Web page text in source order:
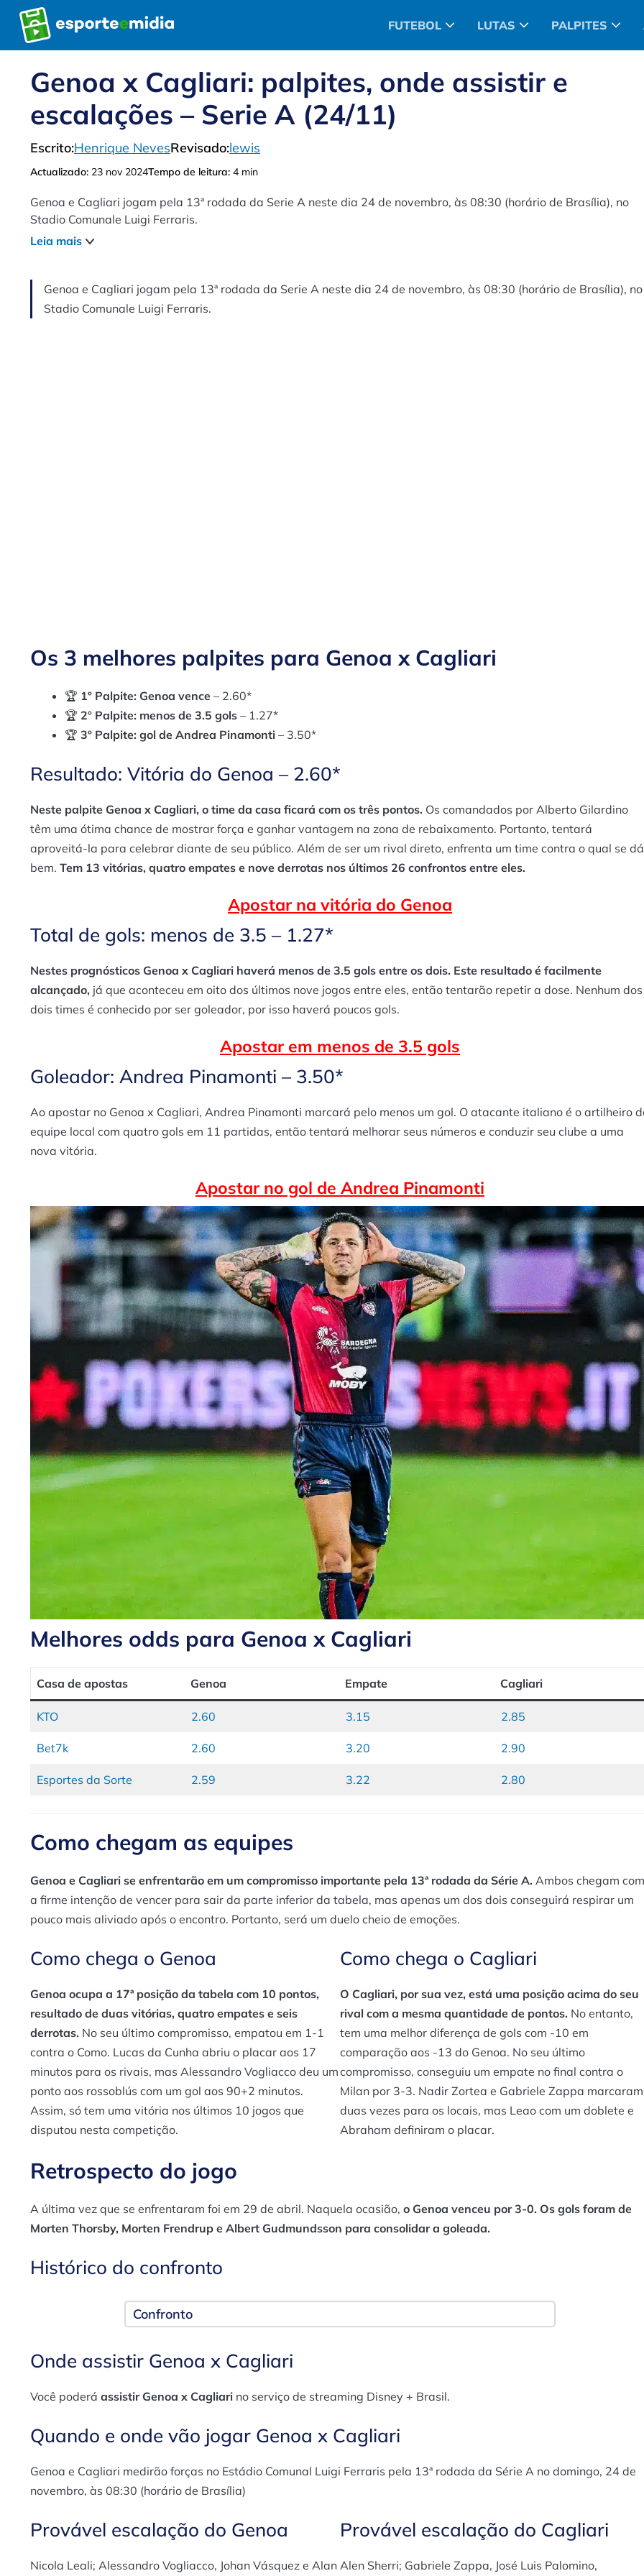
Pular
para
o
FUTEBOL LUTAS PALPITES
Genoa x Cagliari: palpites, onde assistir e
escalações – Serie A (24/11)
Escrito:Henrique NevesRevisado:lewis
Actualizado: 23 nov 2024Tempo de leitura: 4 min
Genoa e Cagliari jogam pela 13ª rodada da Serie A neste dia 24 de novembro, às 08:30 (horário de Brasília), no
Stadio Comunale Luigi Ferraris.
Leia mais
Genoa e Cagliari jogam pela 13ª rodada da Serie A neste dia 24 de novembro, às 08:30 (horário de Brasília), no
Stadio Comunale Luigi Ferraris.
Os 3 melhores palpites para Genoa x Cagliari
🏆 1º Palpite: Genoa vence – 2.60*
🏆 2º Palpite: menos de 3.5 gols – 1.27*
🏆 3º Palpite: gol de Andrea Pinamonti – 3.50*
Resultado: Vitória do Genoa – 2.60*
Neste palpite Genoa x Cagliari, o time da casa ficará com os três pontos. Os comandados por Alberto Gilardino
têm uma ótima chance de mostrar força e ganhar vantagem na zona de rebaixamento. Portanto, tentará
aproveitá-la para celebrar diante de seu público. Além de ser um rival direto, enfrenta um time contra o qual se dá
bem. Tem 13 vitórias, quatro empates e nove derrotas nos últimos 26 confrontos entre eles.
Apostar na vitória do Genoa
Total de gols: menos de 3.5 – 1.27*
Nestes prognósticos Genoa x Cagliari haverá menos de 3.5 gols entre os dois. Este resultado é facilmente
alcançado, já que aconteceu em oito dos últimos nove jogos entre eles, então tentarão repetir a dose. Nenhum dos
dois times é conhecido por ser goleador, por isso haverá poucos gols.
Apostar em menos de 3.5 gols
Goleador: Andrea Pinamonti – 3.50*
Ao apostar no Genoa x Cagliari, Andrea Pinamonti marcará pelo menos um gol. O atacante italiano é o artilheiro
equipe local com quatro gols em 11 partidas, então tentará melhorar seus números e conduzir seu clube a uma
nova vitória.
Apostar no gol de Andrea Pinamonti
Melhores odds para Genoa x Cagliari
Casa de apostas Genoa Empate Cagliari
KTO 2.60 3.15 2.85
Bet7k 2.60 3.20 2.90
Esportes da Sorte 2.59 3.22 2.80
Como chegam as equipes
Genoa e Cagliari se enfrentarão em um compromisso importante pela 13ª rodada da Série A. Ambos chegam com
a firme intenção de vencer para sair da parte inferior da tabela, mas apenas um dos dois conseguirá respirar um
pouco mais aliviado após o encontro. Portanto, será um duelo cheio de emoções.
Como chega o Genoa
Genoa ocupa a 17ª posição da tabela com 10 pontos,
resultado de duas vitórias, quatro empates e seis
derrotas. No seu último compromisso, empatou em 1-1
contra o Como. Lucas da Cunha abriu o placar aos 17
minutos para os rivais, mas Alessandro Vogliacco deu um
ponto aos rossoblús com um gol aos 90+2 minutos.
Assim, só tem uma vitória nos últimos 10 jogos que
disputou nesta competição.
Como chega o Cagliari
O Cagliari, por sua vez, está uma posição acima do seu
rival com a mesma quantidade de pontos. No entanto,
tem uma melhor diferença de gols com -10 em
comparação aos -13 do Genoa. No seu último
compromisso, conseguiu um empate no final contra o
Milan por 3-3. Nadir Zortea e Gabriele Zappa marcaram
duas vezes para os locais, mas Leao com um doblete e
Abraham definiram o placar.
Retrospecto do jogo
A última vez que se enfrentaram foi em 29 de abril. Naquela ocasião, o Genoa venceu por 3-0. Os gols foram de
Morten Thorsby, Morten Frendrup e Albert Gudmundsson para consolidar a goleada.
Histórico do confronto
Confronto
Onde assistir Genoa x Cagliari
Você poderá assistir Genoa x Cagliari no serviço de streaming Disney + Brasil.
Quando e onde vão jogar Genoa x Cagliari
Genoa e Cagliari medirão forças no Estádio Comunal Luigi Ferraris pela 13ª rodada da Série A no domingo, 24 de
novembro, às 08:30 (horário de Brasília)
Provável escalação do Genoa
Nicola Leali; Alessandro Vogliacco, Johan Vásquez e Alan
Provável escalação do Cagliari
Alen Sherri; Gabriele Zappa, José Luis Palomino,